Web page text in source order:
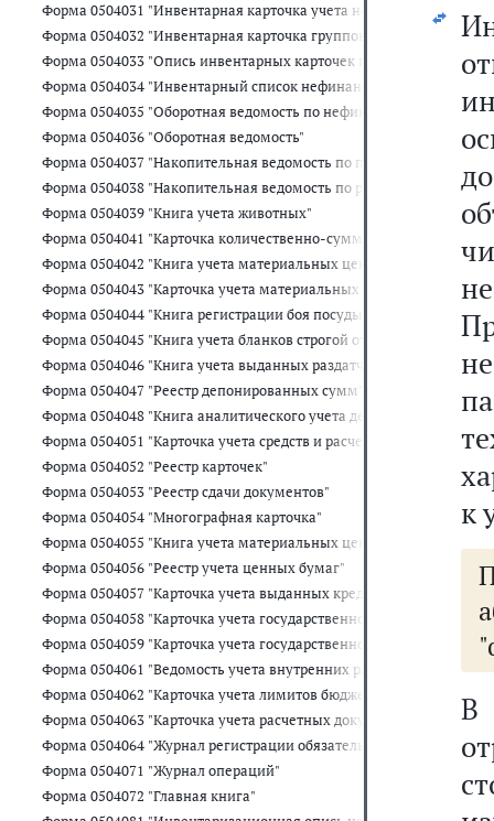
Форма 0504031 "Инвентарная карточка учета нефинансовых
Форма 0504032 "Инвентарная карточка группового учета
Форма 0504033 "Опись инвентарных карточек по учету
Форма 0504034 "Инвентарный список нефинансовых активов"
Форма 0504035 "Оборотная ведомость по нефинансовым активам"
Форма 0504036 "Оборотная ведомость"
Форма 0504037 "Накопительная ведомость по приходу продуктов
Форма 0504038 "Накопительная ведомость по расходу продуктов
Форма 0504039 "Книга учета животных"
Форма 0504041 "Карточка количественно-суммового учета
Форма 0504042 "Книга учета материальных ценностей"
Форма 0504043 "Карточка учета материальных ценностей"
Форма 0504044 "Книга регистрации боя посуды"
Форма 0504045 "Книга учета бланков строгой отчетности"
Форма 0504046 "Книга учета выданных раздатчикам денег на
Форма 0504047 "Реестр депонированных сумм"
Форма 0504048 "Книга аналитического учета депонированной
Форма 0504051 "Карточка учета средств и расчетов"
Форма 0504052 "Реестр карточек"
Форма 0504053 "Реестр сдачи документов"
Форма 0504054 "Многографная карточка"
Форма 0504055 "Книга учета материальных ценностей,
Форма 0504056 "Реестр учета ценных бумаг"
Форма 0504057 "Карточка учета выданных кредитов, займов
Форма 0504058 "Карточка учета государственного долга
Форма 0504059 "Карточка учета государственного долга
Форма 0504061 "Ведомость учета внутренних расчетов между
Форма 0504062 "Карточка учета лимитов бюджетных
Форма 0504063 "Карточка учета расчетных документов,
Форма 0504064 "Журнал регистрации обязательств"
Форма 0504071 "Журнал операций"
Форма 0504072 "Главная книга"
к
В